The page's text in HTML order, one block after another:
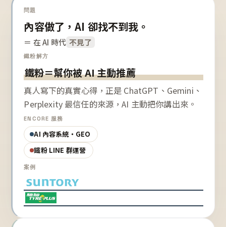
問題
內容做了，AI 卻找不到我。
＝ 在 AI 時代 不見了
鐵粉解方
鐵粉＝幫你被 AI 主動推薦
真人寫下的真實心得，正是 ChatGPT、Gemini、
Perplexity 最信任的來源，AI 主動把你講出來。
ENCORE 服務
AI 內容系統・GEO
鐵粉 LINE 群運營
案例